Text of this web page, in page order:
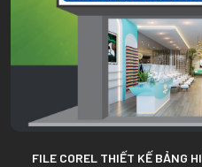
FILE COREL THIẾT KẾ BẢNG